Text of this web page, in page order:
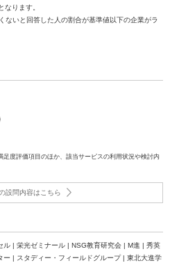
なります。
いと回答した人の割合が基準値以下の企業がラ
度評価項目のほか、該当サービスの利用状況や検討内
設問内容はこちら
| 栄光ゼミナール | NSG教育研究会 | M進 | 秀英
| スタディー・フィールドグループ | 東北大進学